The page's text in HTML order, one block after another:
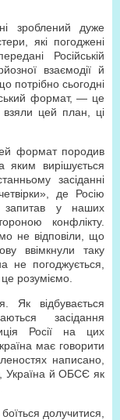
зроблений дуже
які погоджені
Російській
взаємодії й
потрібно сьогодні
формат, — це
цей план, ці
формат породив
яким вирішується
засіданні
де Росію
запитав у наших
конфлікту.
не відповіли, що
ввімкнули таку
не погоджується,
розуміємо.
Як відбувається
засідання
Росії на цих
має говорити
написано,
Україна й ОБСЄ як
долучитися,